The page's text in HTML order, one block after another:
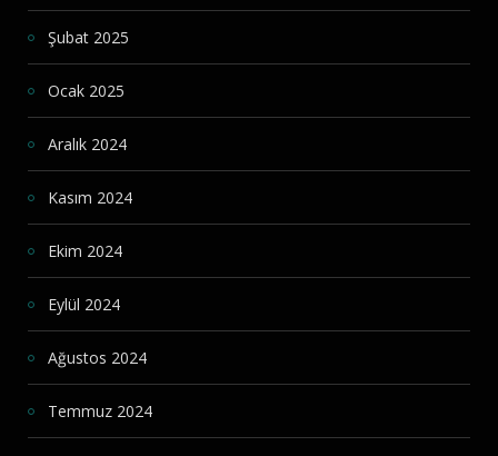
Şubat 2025
Ocak 2025
Aralık 2024
Kasım 2024
Ekim 2024
Eylül 2024
Ağustos 2024
Temmuz 2024